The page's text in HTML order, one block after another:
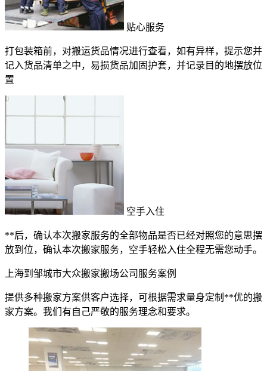
贴心服务
打包装箱前，对搬运货品情况进行查看，如有异样，提示您并
记入货品清单之中，易损货品加固护套，并记录目的地摆放位
置
空手入住
**后，确认本次搬家服务的全部物品是否已经对照您的意思摆
放到位，确认本次搬家服务，空手轻松入住全程无需您动手。
上海到邹城市大众搬家搬场公司服务案例
提供多种搬家方案供客户选择，可根据需求量身定制**优的搬
家方案。我们有自己严敬的服务理念和要求。